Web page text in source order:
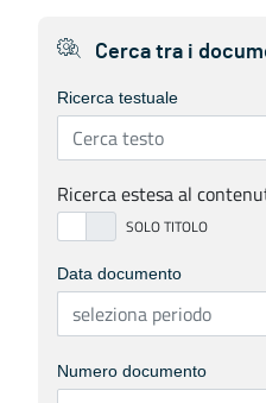
Cerca tra i
Ricerca testuale
Ricerca estesa al
Data documento
Numero documento